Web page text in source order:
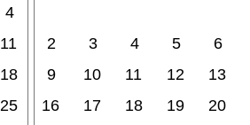
4
11
18
25
2
3 4 5 6
9
10 11 12 13
16
17 18 19 20